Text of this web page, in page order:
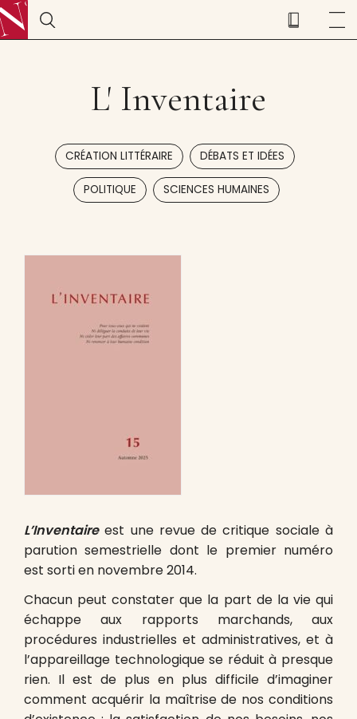
L' Inventaire
CRÉATION LITTÉRAIRE , DÉBATS ET IDÉES
POLITIQUE SCIENCES HUMAINES
L’Inventaireest une revue de critique sociale à
parution semestrielle dont le premier numéro
est sorti en novembre 2014.
Chacun peut constater que la part de la vie qui
échappe aux rapports marchands, aux
procédures industrielles et administratives, et à
l’appareillage technologique se réduit à presque
rien. Il est de plus en plus difficile d’imaginer
comment acquérir la maîtrise de nos conditions